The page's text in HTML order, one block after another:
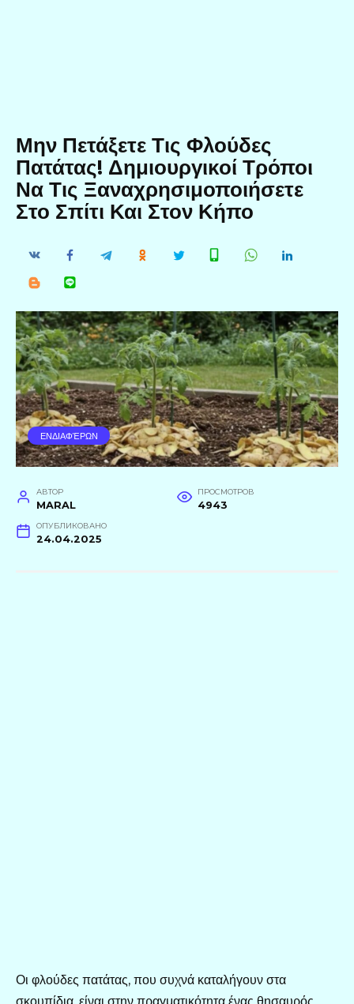
Μην Πετάξετε Τις Φλούδες
Πατάτας! Δημιουργικοί Τρόποι
Να Τις Ξαναχρησιμοποιήσετε
Στο Σπίτι Και Στον Κήπο
ΕΝΔΙΑΦΈΡΩΝ
АВТОР
MARAL
ПРОСМОТРОВ
4943
ОПУБЛИКОВАНО
24.04.2025
Οι φλούδες πατάτας, που συχνά καταλήγουν στα